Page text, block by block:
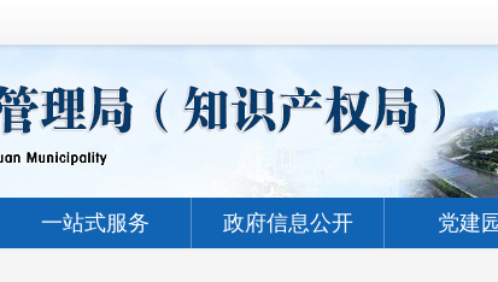
一站式服务 政府信息公开 党建